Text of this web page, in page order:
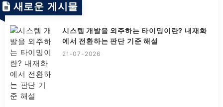
새로운 게시물
시스템 개발을 외주하는 타이밍이란? 내재화
에서 전환하는 판단 기준 해설
21-07-2026